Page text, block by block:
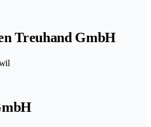
Treuhand GmbH